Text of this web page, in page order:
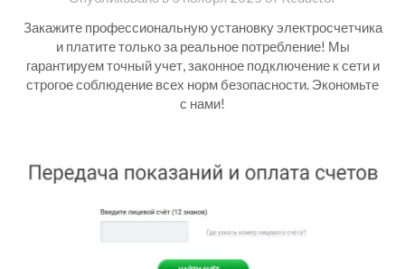
Закажите профессиональную установку электросчетчика
и платите только за реальное потребление! Мы
гарантируем точный учет, законное подключение к сети и
строгое соблюдение всех норм безопасности. Экономьте
с нами!